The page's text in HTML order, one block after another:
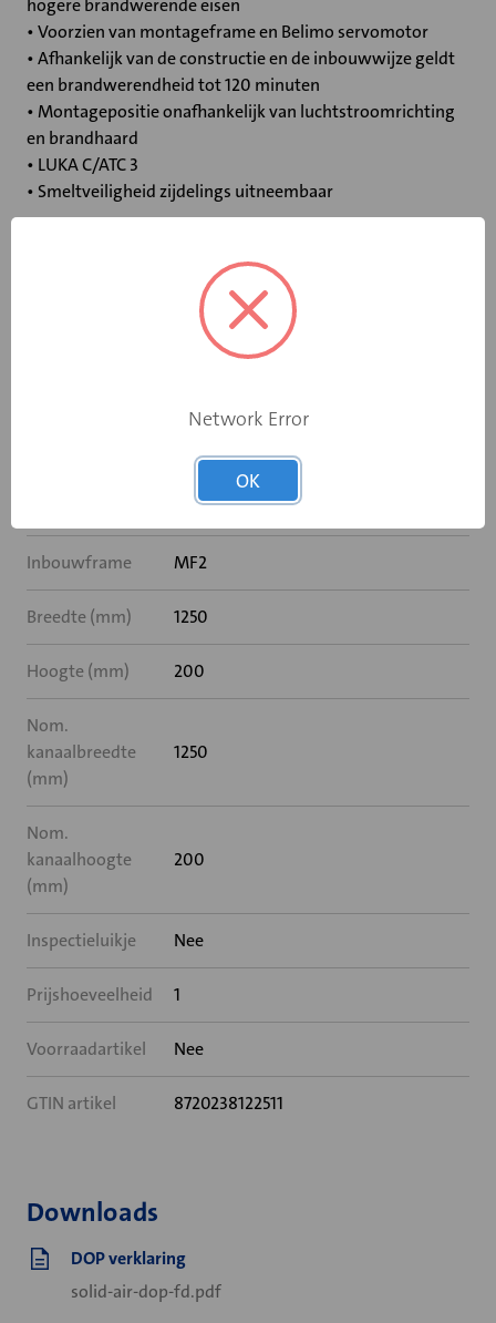
hogere brandwerende eisen
• Voorzien van montageframe en Belimo servomotor
• Afhankelijk van de constructie en de inbouwwijze geldt
een brandwerendheid tot 120 minuten
• Montagepositie onafhankelijk van luchtstroomrichting
en brandhaard
• LUKA C/ATC 3
• Smeltveiligheid zijdelings uitneembaar
Elektromotor 230 V
Nee
Inbouwframe MF2
Breedte (mm) 1250
Hoogte (mm) 200
Nom.
kanaalbreedte
(mm)
1250
Nom.
kanaalhoogte
(mm)
200
Inspectieluikje Nee
Prijshoeveelheid 1
Voorraadartikel Nee
GTIN artikel 8720238122511
Downloads
DOP verklaring
solid-air-dop-fd.pdf
Network Error
OK